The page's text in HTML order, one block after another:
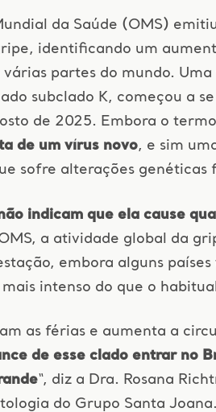
da Saúde (OMS)
identificando um
partes do mundo.
subclado K, começou a
de 2025. Embora o termo
de um vírus novo, e sim
sofre alterações genéticas
indicam que ela cause
a atividade global da
embora alguns países
intenso do que o
as férias e aumenta a
de esse clado entrar no
“, diz a Dra. Rosana
do Grupo Santa Joana.